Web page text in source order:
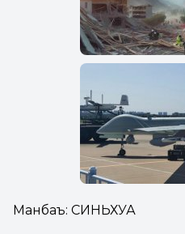
Манбаъ: СИНЬХУА